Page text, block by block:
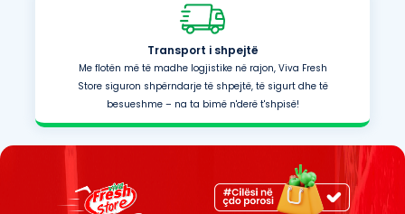
Transport i shpejtë
Me flotën më të madhe logjistike në rajon, Viva Fresh
Store siguron shpërndarje të shpejtë, të sigurt dhe të
besueshme – na ta bimë n'derë t'shpisë!